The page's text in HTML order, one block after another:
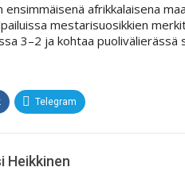
afrikkalaisena
mestarisuosikkien
3–2 ja kohtaa
Telegram
Heikkinen